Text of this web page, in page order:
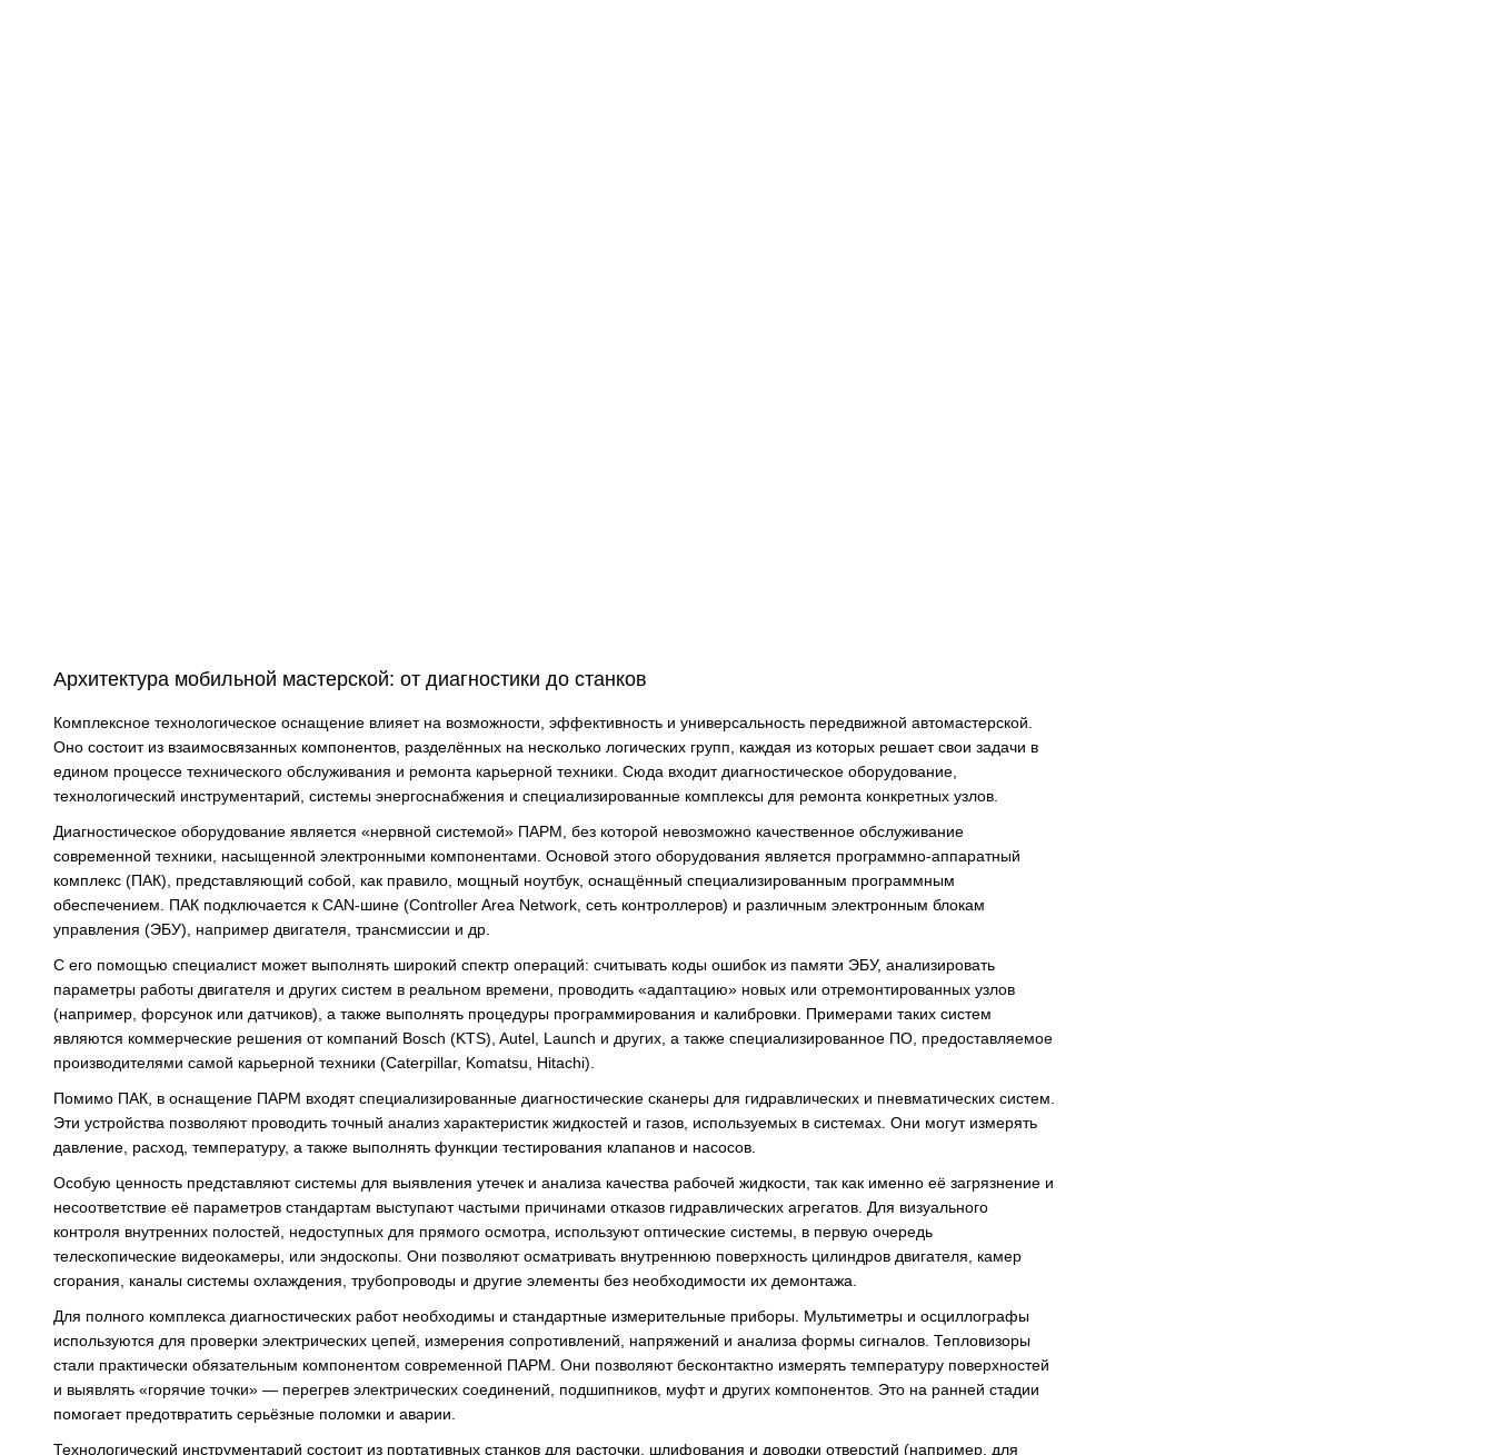
Архитектура мобильной мастерской: от диагностики до станков
Комплексное технологическое оснащение влияет на возможности, эффективность и универсальность передвижной автомастерской.
Оно состоит из взаимосвязанных компонентов, разделённых на несколько логических групп, каждая из которых решает свои задачи в
едином процессе технического обслуживания и ремонта карьерной техники. Сюда входит диагностическое оборудование,
технологический инструментарий, системы энергоснабжения и специализированные комплексы для ремонта конкретных узлов.
Диагностическое оборудование является «нервной системой» ПАРМ, без которой невозможно качественное обслуживание
современной техники, насыщенной электронными компонентами. Основой этого оборудования является программно-аппаратный
комплекс (ПАК), представляющий собой, как правило, мощный ноутбук, оснащённый специализированным программным
обеспечением. ПАК подключается к CAN-шине (Controller Area Network, сеть контроллеров) и различным электронным блокам
управления (ЭБУ), например двигателя, трансмиссии и др.
С его помощью специалист может выполнять широкий спектр операций: считывать коды ошибок из памяти ЭБУ, анализировать
параметры работы двигателя и других систем в реальном времени, проводить «адаптацию» новых или отремонтированных узлов
(например, форсунок или датчиков), а также выполнять процедуры программирования и калибровки. Примерами таких систем
являются коммерческие решения от компаний Bosch (KTS), Autel, Launch и других, а также специализированное ПО, предоставляемое
производителями самой карьерной техники (Caterpillar, Komatsu, Hitachi).
Помимо ПАК, в оснащение ПАРМ входят специализированные диагностические сканеры для гидравлических и пневматических систем.
Эти устройства позволяют проводить точный анализ характеристик жидкостей и газов, используемых в системах. Они могут измерять
давление, расход, температуру, а также выполнять функции тестирования клапанов и насосов.
Особую ценность представляют системы для выявления утечек и анализа качества рабочей жидкости, так как именно её загрязнение и
несоответствие её параметров стандартам выступают частыми причинами отказов гидравлических агрегатов. Для визуального
контроля внутренних полостей, недоступных для прямого осмотра, используют оптические системы, в первую очередь
телескопические видеокамеры, или эндоскопы. Они позволяют осматривать внутреннюю поверхность цилиндров двигателя, камер
сгорания, каналы системы охлаждения, трубопроводы и другие элементы без необходимости их демонтажа.
Для полного комплекса диагностических работ необходимы и стандартные измерительные приборы. Мультиметры и осциллографы
используются для проверки электрических цепей, измерения сопротивлений, напряжений и анализа формы сигналов. Тепловизоры
стали практически обязательным компонентом современной ПАРМ. Они позволяют бесконтактно измерять температуру поверхностей
и выявлять «горячие точки» — перегрев электрических соединений, подшипников, муфт и других компонентов. Это на ранней стадии
помогает предотвратить серьёзные поломки и аварии.
Технологический инструментарий состоит из портативных станков для расточки, шлифования и доводки отверстий (например, для